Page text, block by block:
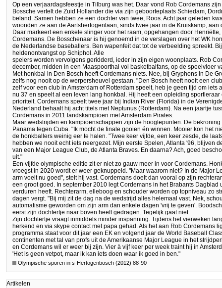
Op een verjaardagsfeestje in Tilburg was het. Daar vond Rob Cordemans
Bossche vertelt de Zuid Hollander die via zijn geboorteplaats Schiedam,
beland. Samen hebben ze een dochter van twee, Roos. Acht jaar geleden
woonden ze aan de Aartshertogenlaan, sinds twee jaar in de Kruiskamp, aan
Daar markeert een enkele slinger voor het raam, opgehangen door
Cordemans. De Bosschenaar is hij genoemd in de verslagen over het WK
de Nederlandse baseballers. Ben wapenfeit dat tot de verbeelding spreekt.
heldenontvangst op Schiphol. Alle
spelers worden vervolgens geridderd, ieder in zijn eigen woonplaats. Rob
december, midden in een Maaspoorthal vol basketbalfans, op de speelvloer
Met honkbal in Den Bosch heeft Cordemans niets. Nee, bij Gryphons in De
zelfs nog nooit op de werpersheuvel gestaan. "Den Bosch heeft nooit een
zelf voor een club in Amsterdam of Rotterdam speelt, heb je geen tijd om iets
nu 37 en speelt al een leven lang honkbal. Hij heeft een opleiding
prioriteit. Cordemans speelt twee jaar bij Indian River (Florida) in de
Nederland behaalt hij acht titels met Neptunus (Rotterdam). Na een jaartje
Cordemans in 2011 landskampioen met Amsterdam Pirates.
Maar wedstrijden en kampioenschappen zijn de hoogtepunten. De
Panama tegen Cuba. "Ik mocht de finale gooien én winnen. Mooier kon het
de honkballers weinig eer te halen. "Twee keer vijfde, een keer zesde, de
hebben we nooit echt iets neergezet. Mijn eerste Spelen, Atlanta '96, blijven
van een Major League Club, de Atlanta Braves. En daarna? Ach, goed
uit."
Een vijfde olympische editie zit er niet zo gauw meer in voor Cordemans.
vroegst in 2020 wordt er weer geknuppeld. "Maar waarom niet? In de Major
arm voelt nu goed", stelt hij vast. Cordemans doelt dan vooral op zijn
een groot goed. In september 2010 legt Cordemans in het Brabants
verduren heeft. Rechterarm, elleboog en schouder worden op topniveau zo
dagen vergt. "Bij mij zit de dag na de wedstrijd alles helemaal vast. Nek,
automatisme geworden om zijn arm dan enkele dagen 'vrij te geven'.
eerst zijn dochtertje naar boven heeft gedragen. Tegelijk gaat niet.
Zijn dochtertje vraagt inmiddels minder inspanning. Tijdens het vierweken
herkend en via skype contact met papa gehad. Als het aan Rob Cordemans
programma staat voor dit jaar een EK en volgend jaar de World Baseball
continenten met tal van profs uit de Amerikaanse Major League in het
en Cordemans wil er weer bij zijn. Vier à vijf keer per week traint hij in
'Het is geen vetpot, maar ik kan iets doen waar ik goed in ben."
Olympische sporen in s-Hertogenbosch (2012) 88-90
Artikelen